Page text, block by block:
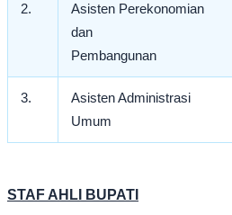
2.
Asisten Perekonomian
dan
Pembangunan
3.
Asisten Administrasi
Umum
STAF AHLI BUPATI